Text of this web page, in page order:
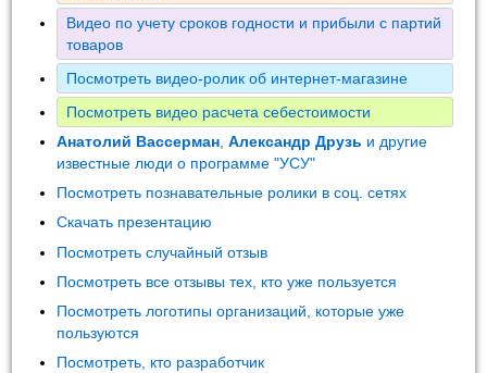
Видео по учету сроков годности и прибыли с партий
товаров
Посмотреть видео-ролик об интернет-магазине
Посмотреть видео расчета себестоимости
Анатолий Вассерман ,Александр Друзь и другие
известные люди о программе "УСУ"
Посмотреть познавательные ролики в соц. сетях
Скачать презентацию
Посмотреть случайный отзыв
Посмотреть все отзывы тех, кто уже пользуется
Посмотреть логотипы организаций, которые уже
пользуются
Посмотреть, кто разработчик